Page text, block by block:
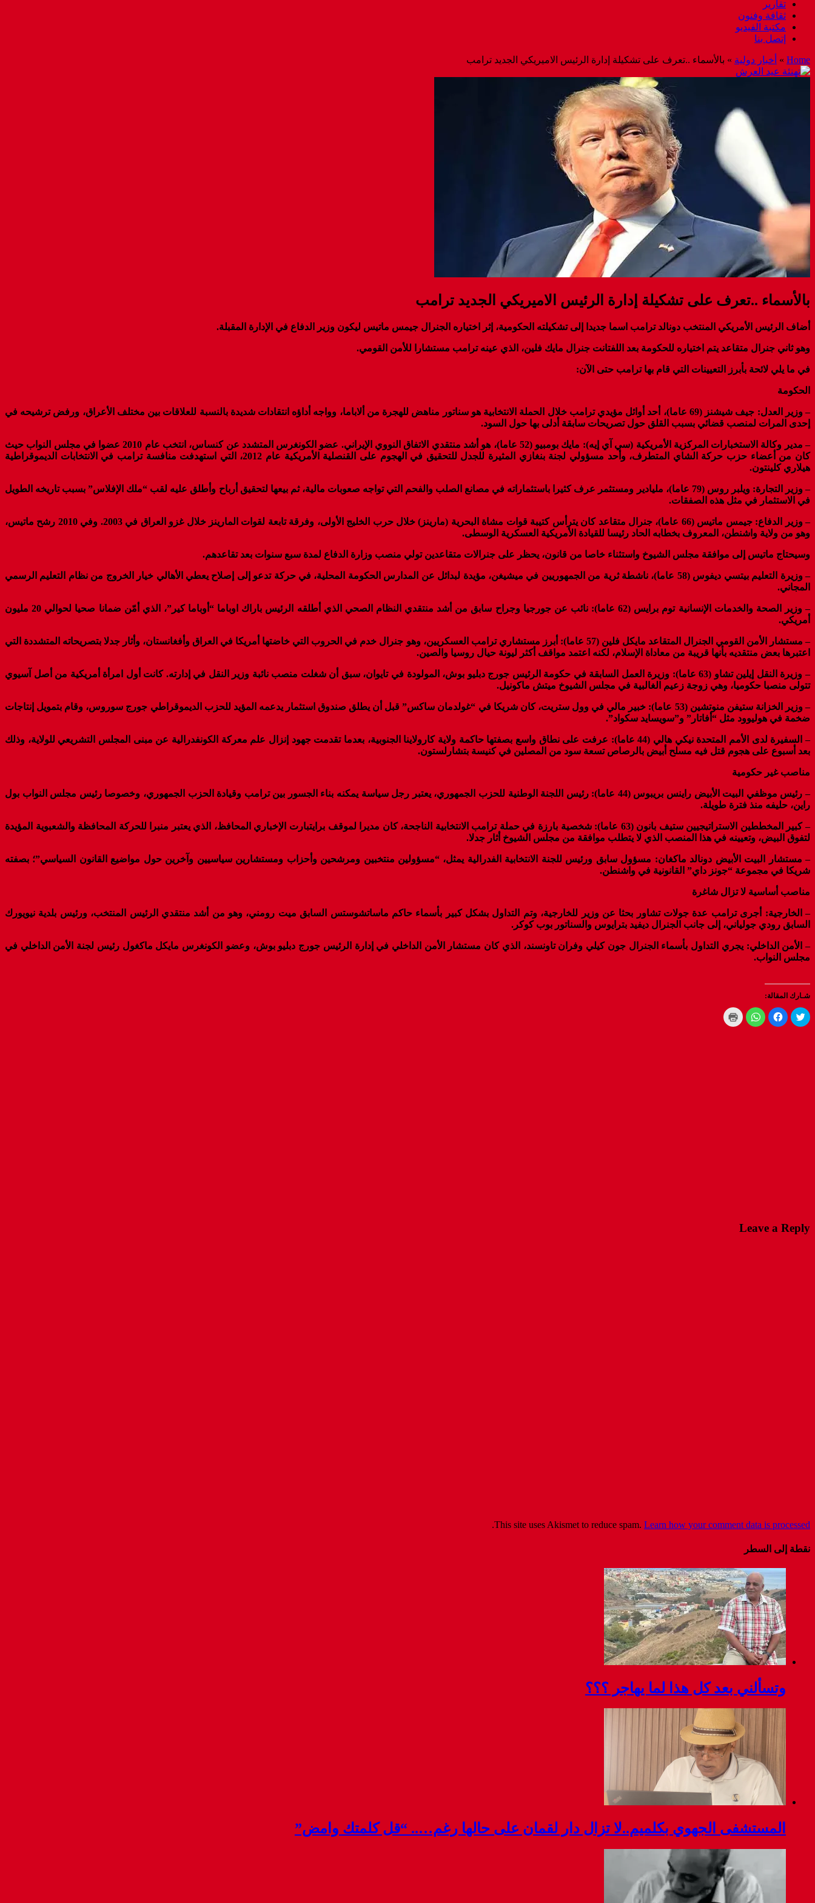
تقارير
ثقافة وفنون
مكتبة الفيديو
إتصل بنا
Home
» أخبار دولية » بالأسماء ..تعرف على تشكيلة إدارة الرئيس الاميريكي الجديد ترامب
بالأسماء ..تعرف على تشكيلة إدارة الرئيس الاميريكي الجديد ترامب
أضاف الرئيس الأمريكي المنتخب دونالد ترامب اسما جديدا إلى تشكيلته الحكومية، إثر اختياره الجنرال جيمس ماتيس ليكون وزير الدفاع في الإدارة المقبلة.
وهو ثاني جنرال متقاعد يتم اختياره للحكومة بعد اللفتانت جنرال مايك فلين، الذي عينه ترامب مستشارا للأمن القومي.
في ما يلي لائحة بأبرز التعيينات التي قام بها ترامب حتى الآن:
الحكومة
– وزير العدل: جيف شيشنز (69 عاما)، أحد أوائل مؤيدي ترامب خلال الحملة الانتخابية هو سناتور مناهض للهجرة من ألاباما، وواجه أداؤه انتقادات شديدة بالنسبة للعلاقات بين مختلف الأعراق، ورفض ترشيحه في
إحدى المرات لمنصب قضائي بسبب القلق حول تصريحات سابقة أدلى بها حول السود.
– مدير وكالة الاستخبارات المركزية الأمريكية (سي آي إيه): مايك بومبيو (52 عاما)، هو أشد منتقدي الاتفاق النووي الإيراني. عضو الكونغرس المتشدد عن كنساس، انتخب عام 2010 عضوا في مجلس النواب حيث
كان من أعضاء حزب حركة الشاي المتطرف، وأحد مسؤولي لجنة بنغازي المثيرة للجدل للتحقيق في الهجوم على القنصلية الأمريكية عام 2012، التي استهدفت منافسة ترامب في الانتخابات الديموقراطية
هيلاري كلينتون.
– وزير التجارة: ويلبر روس (79 عاما)، مليادير ومستثمر عرف كثيرا باستثماراته في مصانع الصلب والفحم التي تواجه صعوبات مالية، ثم بيعها لتحقيق أرباح وأطلق عليه لقب “ملك الإفلاس” بسبب تاريخه الطويل
في الاستثمار في مثل هذه الصفقات.
– وزير الدفاع: جيمس ماتيس (66 عاما)، جنرال متقاعد كان يترأس كتيبة قوات مشاة البحرية (مارينز) خلال حرب الخليج الأولى، وفرقة تابعة لقوات المارينز خلال غزو العراق في 2003. وفي 2010 رشح ماتيس،
وهو من ولاية واشنطن، المعروف بخطابه الحاد رئيسا للقيادة الأمريكية العسكرية الوسطى.
وسيحتاج ماتيس إلى موافقة مجلس الشيوخ واستثناء خاصا من قانون، يحظر على جنرالات متقاعدين تولي منصب وزارة الدفاع لمدة سبع سنوات بعد تقاعدهم.
– وزيرة التعليم بيتسي ديفوس (58 عاما)، ناشطة ثرية من الجمهوريين في ميشيغن، مؤيدة لبدائل عن المدارس الحكومة المحلية، في حركة تدعو إلى إصلاح يعطي الأهالي خيار الخروج من نظام التعليم الرسمي
المجاني.
– وزير الصحة والخدمات الإنسانية توم برايس (62 عاما): نائب عن جورجيا وجراح سابق من أشد منتقدي النظام الصحي الذي أطلقه الرئيس باراك اوباما “أوباما كير”، الذي أمّن ضمانا صحيا لحوالي 20 مليون
أمريكي.
– مستشار الأمن القومي الجنرال المتقاعد مايكل فلين (57 عاما): أبرز مستشاري ترامب العسكريين، وهو جنرال خدم في الحروب التي خاضتها أمريكا في العراق وأفغانستان، وأثار جدلا بتصريحاته المتشددة التي
اعتبرها بعض منتقديه بأنها قريبة من معاداة الإسلام، لكنه اعتمد مواقف أكثر ليونة حيال روسيا والصين.
– وزيرة النقل إيلين تشاو (63 عاما): وزيرة العمل السابقة في حكومة الرئيس جورج دبليو بوش، المولودة في تايوان، سبق أن شغلت منصب نائبة وزير النقل في إدارته. كانت أول امرأة أمريكية من أصل آسيوي
تتولى منصبا حكوميا، وهي زوجة زعيم الغالبية في مجلس الشيوخ ميتش ماكونيل.
– وزير الخزانة ستيفن منوتشين (53 عاما): خبير مالي في وول ستريت، كان شريكا في “غولدمان ساكس” قبل أن يطلق صندوق استثمار يدعمه المؤيد للحزب الديموقراطي جورج سوروس، وقام بتمويل إنتاجات
ضخمة في هوليوود مثل “أفاتار” و”سويسايد سكواد”.
– السفيرة لدى الأمم المتحدة نيكي هالي (44 عاما): عرفت على نطاق واسع بصفتها حاكمة ولاية كارولاينا الجنوبية، بعدما تقدمت جهود إنزال علم معركة الكونفدرالية عن مبنى المجلس التشريعي للولاية، وذلك
بعد أسبوع على هجوم قتل فيه مسلح أبيض بالرصاص تسعة سود من المصلين في كنيسة بتشارلستون.
مناصب غير حكومية
– رئيس موظفي البيت الأبيض راينس بريبوس (44 عاما): رئيس اللجنة الوطنية للحزب الجمهوري، يعتبر رجل سياسة يمكنه بناء الجسور بين ترامب وقيادة الحزب الجمهوري، وخصوصا رئيس مجلس النواب بول
راين، حليفه منذ فترة طويلة.
– كبير المخططين الاستراتيجيين ستيف بانون (63 عاما): شخصية بارزة في حملة ترامب الانتخابية الناجحة، كان مديرا لموقف برايتبارت الإخباري المحافظ، الذي يعتبر منبرا للحركة المحافظة والشعبوية المؤيدة
لتفوق البيض، وتعيينه في هذا المنصب الذي لا يتطلب موافقة من مجلس الشيوخ أثار جدلا.
– مستشار البيت الأبيض دونالد ماكغان: مسؤول سابق ورئيس للجنة الانتخابية الفدرالية يمثل، “مسؤولين منتخبين ومرشحين وأحزاب ومستشارين سياسيين وآخرين حول مواضيع القانون السياسي”؛ بصفته
شريكا في مجموعة “جونز داي” القانونية في واشنطن.
مناصب أساسية لا تزال شاغرة
– الخارجية: أجرى ترامب عدة جولات تشاور بحثا عن وزير للخارجية، وتم التداول بشكل كبير بأسماء حاكم ماساتشوستس السابق ميت رومني، وهو من أشد منتقدي الرئيس المنتخب، ورئيس بلدية نيويورك
السابق رودي جولياني، إلى جانب الجنرال ديفيد بترايوس والسناتور بوب كوكر.
– الأمن الداخلي: يجري التداول بأسماء الجنرال جون كيلي وفران تاونسند، الذي كان مستشار الأمن الداخلي في إدارة الرئيس جورج دبليو بوش، وعضو الكونغرس مايكل ماكغول رئيس لجنة الأمن الداخلي في
مجلس النواب.
شـارك المقالة:
Click
to
share
Click
to
share
Click
to
share
Click
to
Leave a Reply
This site uses Akismet to reduce spam. Learn how your comment data is processed
.
نقطة إلى السطر
وتسألني بعد كل هذا لما يهاجر ؟؟؟
المستشفى الجهوي بكلميم..لا تزال دار لقمان على حالها رغم….. “قل كلمتك وامض”